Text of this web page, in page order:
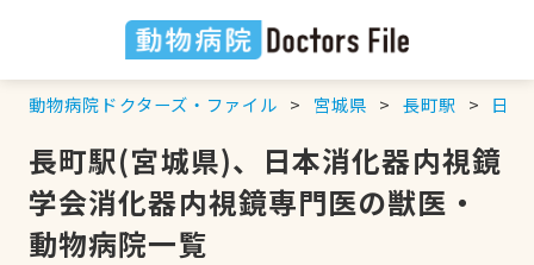
動物病院ドクターズ・ファイル 宮城県 長町駅 日
長町駅(宮城県)、日本消化器内視鏡
学会消化器内視鏡専門医の獣医・
動物病院一覧